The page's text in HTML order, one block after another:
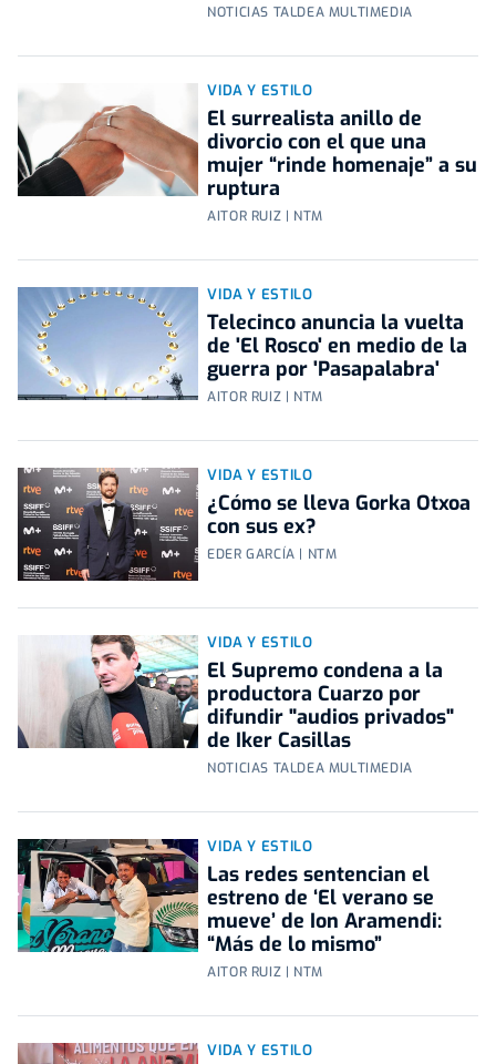
NOTICIAS TALDEA MULTIMEDIA
VIDA Y ESTILO
El surrealista anillo de
divorcio con el que una
mujer “rinde homenaje” a su
ruptura
AITOR RUIZ | NTM
VIDA Y ESTILO
Telecinco anuncia la vuelta
de 'El Rosco' en medio de la
guerra por 'Pasapalabra'
AITOR RUIZ | NTM
VIDA Y ESTILO
¿Cómo se lleva Gorka Otxoa
con sus ex?
EDER GARCÍA | NTM
VIDA Y ESTILO
El Supremo condena a la
productora Cuarzo por
difundir "audios privados"
de Iker Casillas
NOTICIAS TALDEA MULTIMEDIA
VIDA Y ESTILO
Las redes sentencian el
estreno de ‘El verano se
mueve’ de Ion Aramendi:
“Más de lo mismo”
AITOR RUIZ | NTM
VIDA Y ESTILO